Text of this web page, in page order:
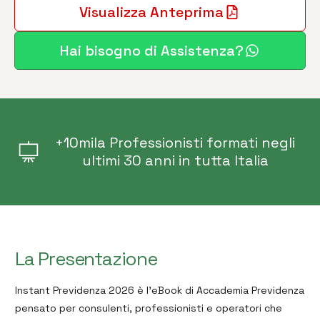
Visualizza Anteprima
Hai bisogno di Assistenza?
+10mila Professionisti formati negli
ultimi 30 anni in tutta Italia
La Presentazione
Instant Previdenza 2026 è l’eBook di Accademia Previdenza
pensato per consulenti, professionisti e operatori che